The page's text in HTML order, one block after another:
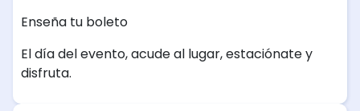
Enseña tu boleto
El día del evento, acude al lugar, estaciónate y
disfruta.